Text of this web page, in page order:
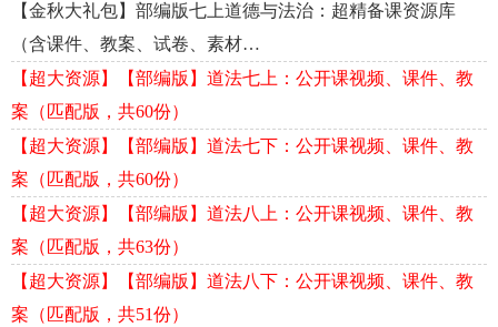
【金秋大礼包】部编版七上道德与法治：超精备课资源库
（含课件、教案、试卷、素材…
【超大资源】【部编版】道法七上：公开课视频、课件、教
案（匹配版，共60份）
【超大资源】【部编版】道法七下：公开课视频、课件、教
案（匹配版，共60份）
【超大资源】【部编版】道法八上：公开课视频、课件、教
案（匹配版，共63份）
【超大资源】【部编版】道法八下：公开课视频、课件、教
案（匹配版，共51份）